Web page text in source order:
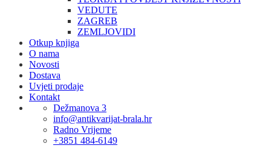
VEDUTE
ZAGREB
ZEMLJOVIDI
Otkup knjiga
O nama
Novosti
Dostava
Uvjeti prodaje
Kontakt
Dežmanova 3
info@antikvarijat-brala.hr
Radno Vrijeme
+3851 484-6149